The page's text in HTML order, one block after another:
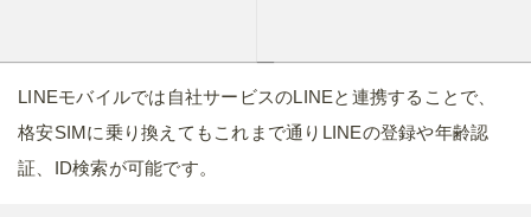
LINEモバイルでは自社サービスのLINEと連携することで、
格安SIMに乗り換えてもこれまで通りLINEの登録や年齢認
証、ID検索が可能です。